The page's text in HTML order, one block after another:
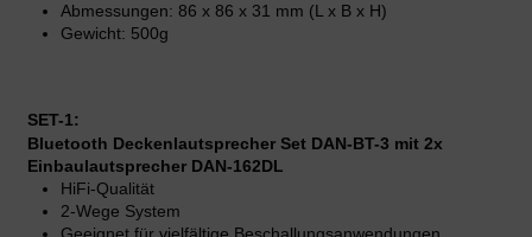
Abmessungen: 86 x 86 x 31 mm (L x B x H)
Gewicht: 500g
SET-1:
Bluetooth Deckenlautsprecher Set DAN-BT-3 mit 2x
Einbaulautsprecher DAN-162DL
HiFi-Qualität
2-Wege System